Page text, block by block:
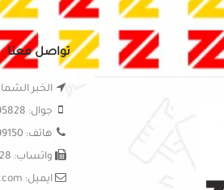
تواصل معنا
الخبر
جوال: 0556295828
هاتف: 0138999150
واتساب: 0556295828
ايميل: sales@zon-systems.com